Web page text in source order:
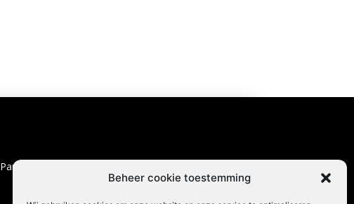
Beheer cookie toestemming
Partner content